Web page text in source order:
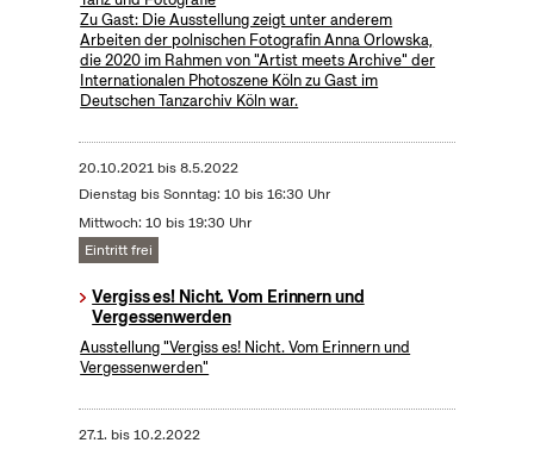
Zu Gast: Die Ausstellung zeigt unter anderem
Arbeiten der polnischen Fotografin Anna Orlowska,
die 2020 im Rahmen von "Artist meets Archive" der
Internationalen Photoszene Köln zu Gast im
Deutschen Tanzarchiv Köln war.
20.10.2021bis8.5.2022
Dienstag bis Sonntag: 10 bis 16:30 Uhr
Mittwoch: 10 bis 19:30 Uhr
Eintritt frei
Vergiss es! Nicht. Vom Erinnern und
Vergessenwerden
Ausstellung "Vergiss es! Nicht. Vom Erinnern und
Vergessenwerden"
27.1. bis10.2.2022